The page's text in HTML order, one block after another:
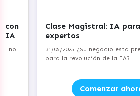
IA para no
¿Su negocio está preparado
de la IA?
Comenzar ahora